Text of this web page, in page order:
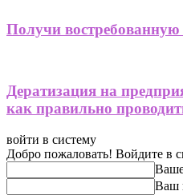
Получи востребованную
Дератизация на
как правильно
войти в систему
Добро пожаловать! Войдите в
Ваш